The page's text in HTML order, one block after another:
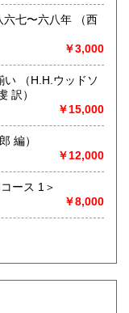
味、サブカルチャ
〜六八年 （西
￥3,000
ソ
訳）
￥15,000
森富太郎 編）
￥12,000
ース 1＞
￥8,000